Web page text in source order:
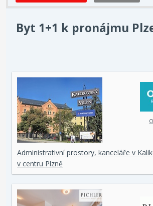
Byt 1+1 k pronájmu
Administrativní prostory, kanceláře v
v centru Plzně